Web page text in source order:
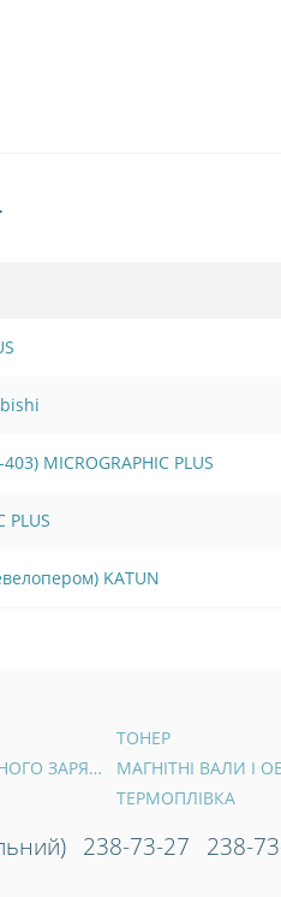
MICROGRAPHIC PLUS
PLUS
KATUN
ТОНЕР
ВАЛИ ПЕРВИННОГО ЗАРЯДУ
ТЕРМОПЛІВКА
238-73-27 238-